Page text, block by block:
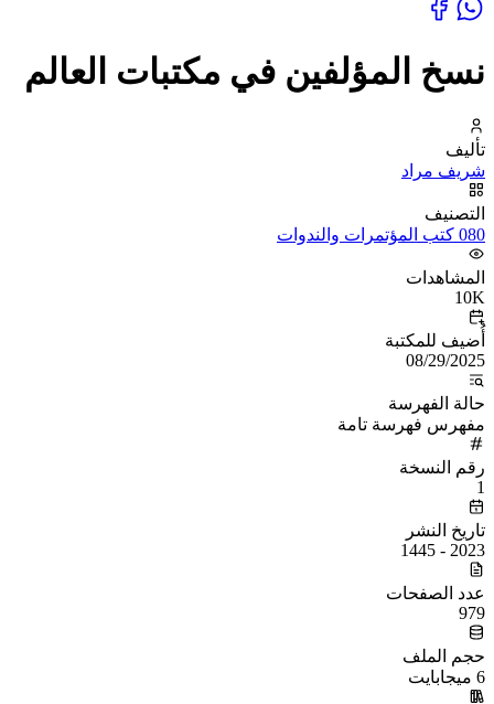
نسخ المؤلفين في مكتبات العالم
تأليف
شريف مراد
التصنيف
080 كتب المؤتمرات والندوات
المشاهدات
10K
أُضيف للمكتبة
08/29/2025
حالة الفهرسة
مفهرس فهرسة تامة
رقم النسخة
1
تاريخ النشر
2023 - 1445
عدد الصفحات
979
حجم الملف
6 ميجابايت